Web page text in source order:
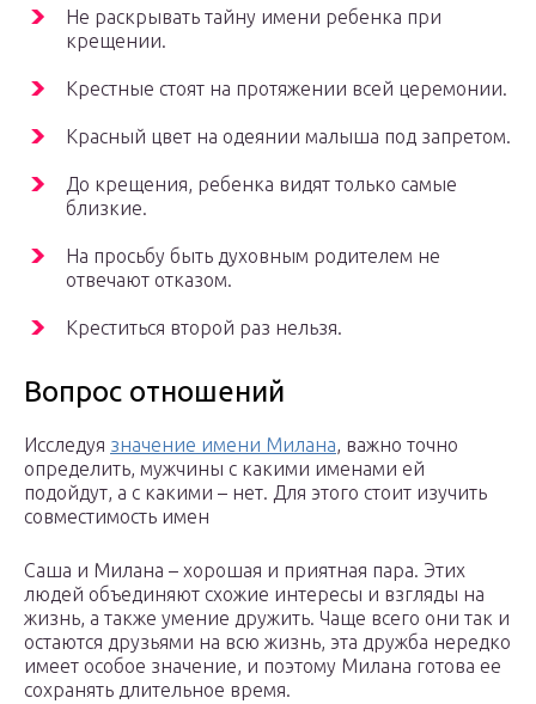
Не раскрывать тайну имени ребенка при
крещении.
Крестные стоят на протяжении всей церемонии.
Красный цвет на одеянии малыша под запретом.
До крещения, ребенка видят только самые
близкие.
На просьбу быть духовным родителем не
отвечают отказом.
Креститься второй раз нельзя.
Вопрос отношений
Исследуя значение имени Милана, важно точно
определить, мужчины с какими именами ей
подойдут, а с какими – нет. Для этого стоит изучить
совместимость имен
Саша и Милана – хорошая и приятная пара. Этих
людей объединяют схожие интересы и взгляды на
жизнь, а также умение дружить. Чаще всего они так и
остаются друзьями на всю жизнь, эта дружба нередко
имеет особое значение, и поэтому Милана готова ее
сохранять длительное время.